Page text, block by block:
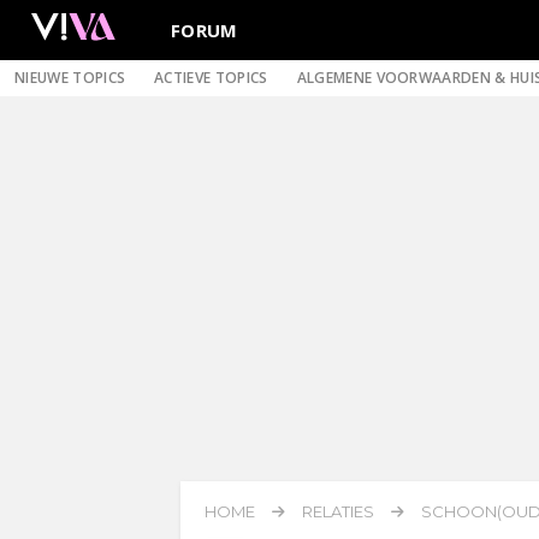
FORUM
NIEUWE TOPICS ACTIEVE TOPICS ALGEMENE VOORWAARDEN &
HOME RELATIES